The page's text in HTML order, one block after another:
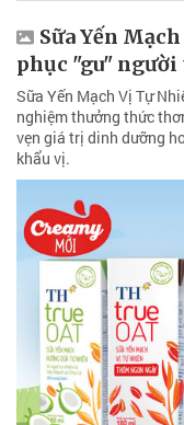
Sữa Yến
phục "gu"
Sữa Yến Mạch Vị Tự
nghiệm thưởng thức
vẹn giá trị dinh dưỡng
khẩu vị.